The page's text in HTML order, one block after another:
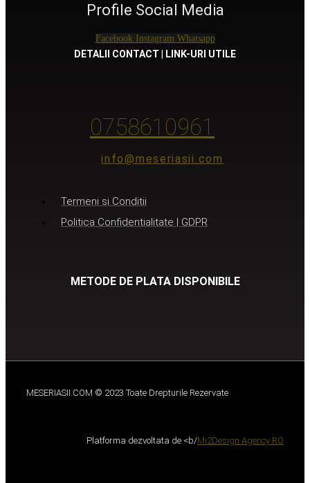
Profile Social Media
Facebook Instagram Whatsapp
DETALII CONTACT | LINK-URI UTILE
0758610961
info@meseriasii.com
Termeni si Conditii
Politica Confidentialitate | GDPR
METODE DE PLATA DISPONIBILE
MESERIASII.COM © 2023 Toate Drepturile Rezervate
Platforma dezvoltata de <b/Mi2Design Agency RO